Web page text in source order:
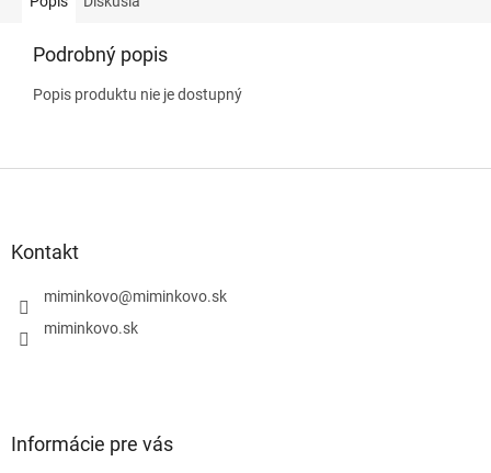
Podrobný popis
Popis produktu nie je dostupný
Kontakt
miminkovo@miminkovo.sk
miminkovo.sk
Informácie pre vás